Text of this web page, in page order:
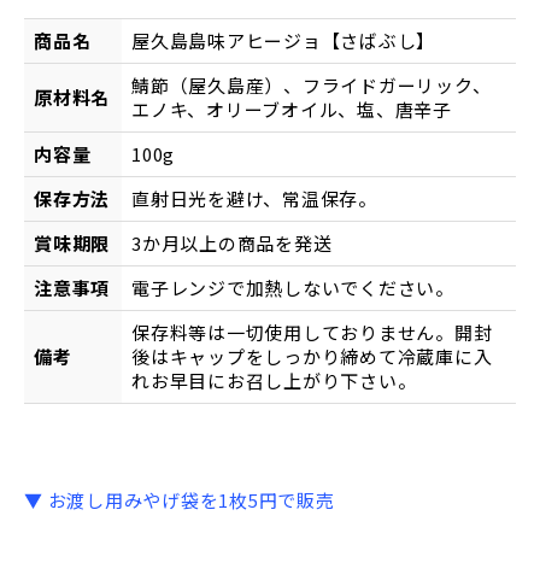
商品名 屋久島島味アヒージョ【さばぶし】
原材料名
鯖節（屋久島産）、フライドガーリック、
エノキ、オリーブオイル、塩、唐辛子
内容量
100g
保存方法
直射日光を避け、常温保存。
賞味期限
3か月以上の商品を発送
注意事項
電子レンジで加熱しないでください。
備考
保存料等は一切使用しておりません。開封
後はキャップをしっかり締めて冷蔵庫に入
れお早目にお召し上がり下さい。
▼ お渡し用みやげ袋を1枚5円で販売